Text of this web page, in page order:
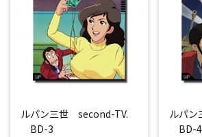
ルパン三世 second-TV.
BD-3
ルパ
BD-4